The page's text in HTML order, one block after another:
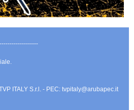
ITALY S.r.l. - PEC: tvpitaly@arubapec.it